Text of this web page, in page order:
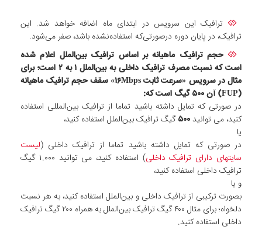
ترافیک این سرویس در ابتدای ماه اضافه خواهد شد. این
ترافیک، در پایان دوره درصورتی‌که استفاده‌نشده باشد، صفر می‌شود.
حجم ترافیک ماهیانه بر اساس ترافیک بین‌الملل اعلام شده
است که نسبت مصرف ترافیک داخلی به بین‌الملل ۱ به ۲ است؛ برای
مثال در سرویس «سرعت ثابت ۱۶Mbps» سقف حجم ترافیک ماهیانه
(FUP) آن
۵۰۰ گیگ است که:
در صورتی که تمایل داشته باشید تماما از ترافیک بین‌المللی استفاده
کنید، می توانید۵۰۰ گیگ ترافیک بین‌الملل استفاده کنید،
یا
در صورتی که تمایل داشته باشید تماما از ترافیک داخلی (لیست
سایتهای دارای ترافیک داخلی
) استفاده کنید، می توانید ۱.۰۰۰ گیگ
ترافیک داخلی استفاده کنید،
و یا
بصورت ترکیبی از ترافیک داخلی و بین‌الملل استفاده کنید، به هر نسبت
دلخواه؛ برای مثال ۴۰۰ گیگ ترافیک بین‌الملل به همراه ۲۰۰ گیگ ترافیک
داخلی استفاده کنید.